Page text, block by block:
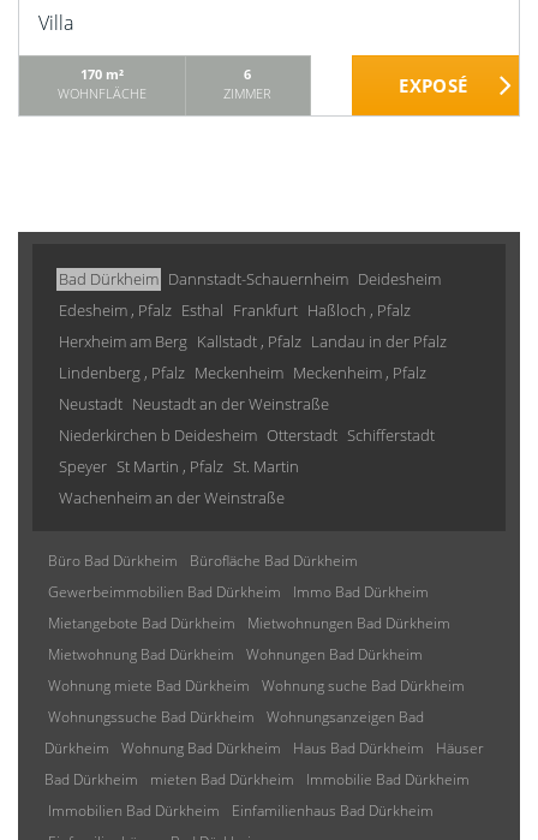
Villa
170 m²
WOHNFLÄCHE
6
ZIMMER
Bad Dürkheim Dannstadt-Schauernheim Deidesheim
Edesheim , Pfalz Esthal Frankfurt Haßloch , Pfalz
Herxheim am Berg Kallstadt , Pfalz Landau in der Pfalz
Lindenberg , Pfalz Meckenheim Meckenheim , Pfalz
Neustadt Neustadt an der Weinstraße
Niederkirchen b Deidesheim Otterstadt Schifferstadt
Speyer St Martin , Pfalz St. Martin
Wachenheim an der Weinstraße
Büro Bad Dürkheim
Bürofläche Bad Dürkheim
Gewerbeimmobilien Bad Dürkheim
Immo Bad Dürkheim
Mietangebote Bad Dürkheim
Mietwohnungen Bad Dürkheim
Mietwohnung Bad Dürkheim
Wohnungen Bad Dürkheim
Wohnung miete Bad Dürkheim
Wohnung suche Bad Dürkheim
Wohnungssuche Bad Dürkheim
Wohnungsanzeigen Bad
Dürkheim
Wohnung Bad Dürkheim Haus Bad Dürkheim
Häuser
Bad Dürkheim
mieten Bad Dürkheim
Immobilie Bad Dürkheim
Immobilien Bad Dürkheim
Einfamilienhaus Bad Dürkheim